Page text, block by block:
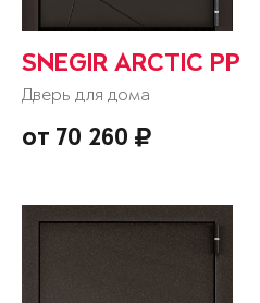
SNEGIR ARCTIC PP
Дверь для дома
от 70 260